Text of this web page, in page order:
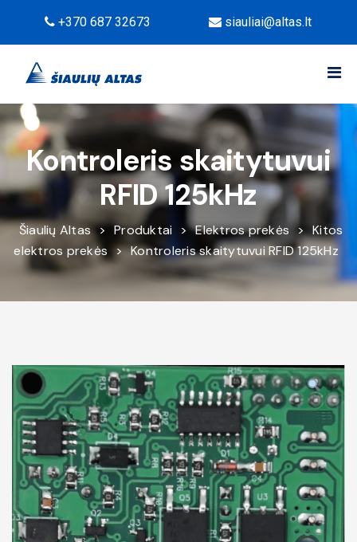
+370 687 32673 siauliai@altas.lt
Kontroleris skaitytuvui
RFID 125kHz
Šiaulių Altas > Produktai > Elektros prekės > Kitos
elektros prekės > Kontroleris skaitytuvui RFID 125kHz